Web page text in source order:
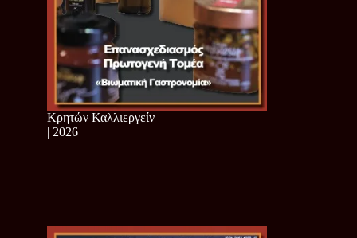
Κρητών Καλλιεργείν
| 2026